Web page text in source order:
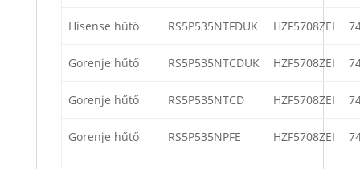
Hisense hűtő RS5P535NTFDUK HZF5708ZEI
Gorenje hűtő RS5P535NTCDUK HZF5708ZEI
Gorenje hűtő RS5P535NTCD HZF5708ZEI
Gorenje hűtő RS5P535NPFE HZF5708ZEI